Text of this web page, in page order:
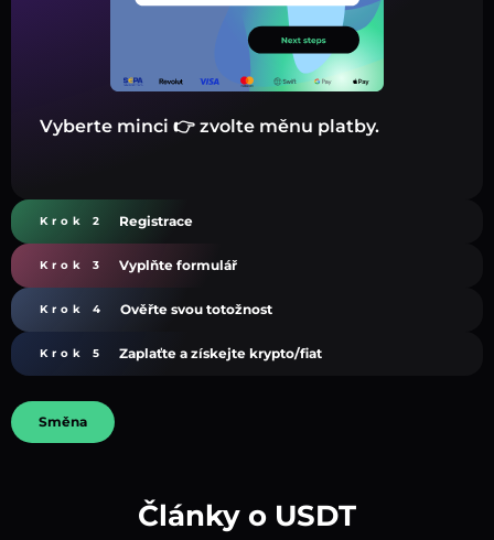
Vyberte minci 👉 zvolte měnu platby.
Krok 2 Registrace
Krok 3 Vyplňte formulář
Krok 4 Ověřte svou totožnost
Krok 5 Zaplaťte a získejte krypto/fiat
Směna
Články o USDT